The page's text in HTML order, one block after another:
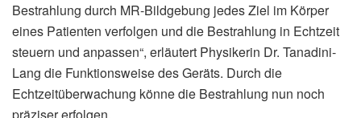
Bestrahlung durch MR-Bildgebung jedes Ziel im Körper
eines Patienten verfolgen und die Bestrahlung in Echtzeit
steuern und anpassen“, erläutert Physikerin Dr. Tanadini-
Lang die Funktionsweise des Geräts. Durch die
Echtzeitüberwachung könne die Bestrahlung nun noch